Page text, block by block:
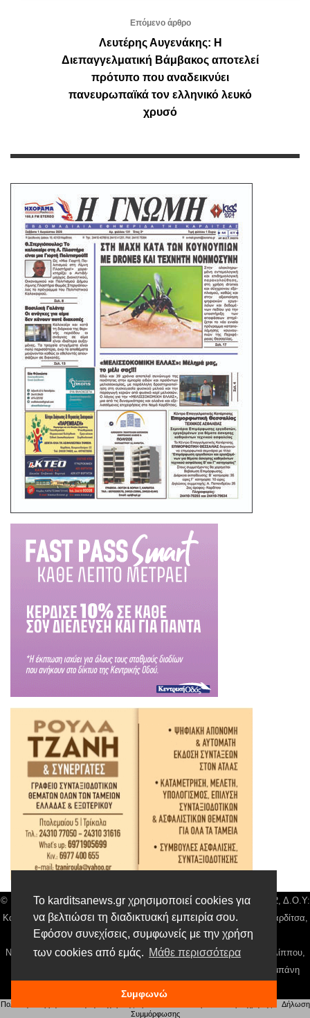
Το karditsanews.gr χρησιμοποιεί cookies για
να βελτιώσει τη διαδικτυακή εμπειρία σου.
Εφόσον συνεχίσεις, συμφωνείς με την χρήση
των cookies από εμάς. Μάθε περισσότερα
Συμφωνώ
Επόμενο άρθρο
Λευτέρης Αυγενάκης: Η
Διεπαγγελματική Βάμβακος αποτελεί
πρότυπο που αναδεικνύει
πανευρωπαϊκά τον ελληνικό λευκό
χρυσό
© Karditsa News | Διακριτικός Τίτλος: Orion Media, ΑΦΜ: 043750542, Δ.Ο.Υ:
Καρδίτσας, Αρ. Γεμή: 018804431000, Δ/νση: Διάκου 10 τ.κ 43132 Καρδίτσα,
Τηλ: 24410 42500, email:news@karditsanews.gr.
Νόμιμος Εκπρόσωπος, Ιδιοκτήτης και Διαχειριστής: Παναγιώτης Φιλίππου,
Διευθύντρια: Γιαννουσά Βασιλική, Διευθύντιρα Σύνταξης: Μπαλαμπάνη
Πολιτική απορρήτου
Δήλωση
Συμμόρφωσης